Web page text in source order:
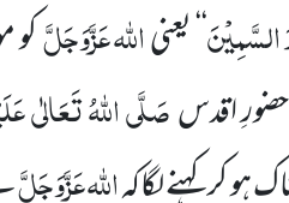
‘‘ یعنیاللہعَزَّوَجَلَّکو
حضورِ اقدسصَلَّی اللہُ تَعَالٰی
کر کہنے لگاکہاللہعَزَّوَجَلَّ